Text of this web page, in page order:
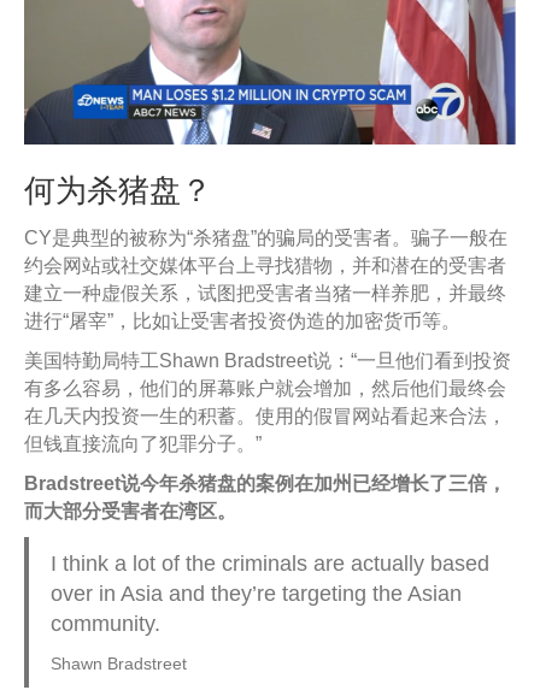
何为杀猪盘？
CY是典型的被称为“杀猪盘”的骗局的受害者。骗子一般在
约会网站或社交媒体平台上寻找猎物，并和潜在的受害者
建立一种虚假关系，试图把受害者当猪一样养肥，并最终
进行“屠宰”，比如让受害者投资伪造的加密货币等。
美国特勤局特工Shawn Bradstreet说：“一旦他们看到投资
有多么容易，他们的屏幕账户就会增加，然后他们最终会
在几天内投资一生的积蓄。使用的假冒网站看起来合法，
但钱直接流向了犯罪分子。”
Bradstreet说今年杀猪盘的案例在加州已经增长了三倍，
而大部分受害者在湾区。
I think a lot of the criminals are actually based
over in Asia and they’re targeting the Asian
community.
Shawn Bradstreet